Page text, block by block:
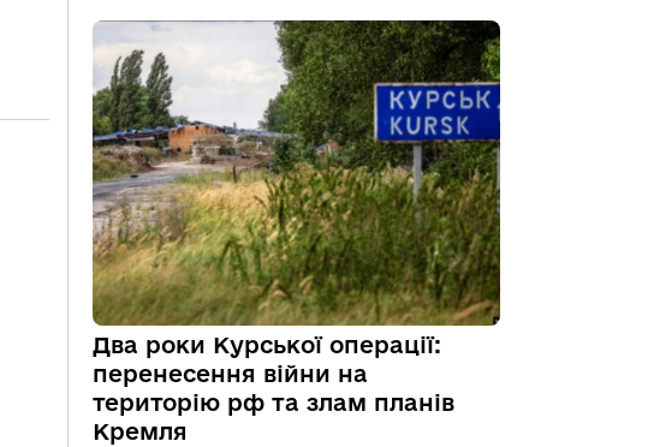
Два роки Курської операції:
перенесення війни на
територію рф та злам планів
Кремля